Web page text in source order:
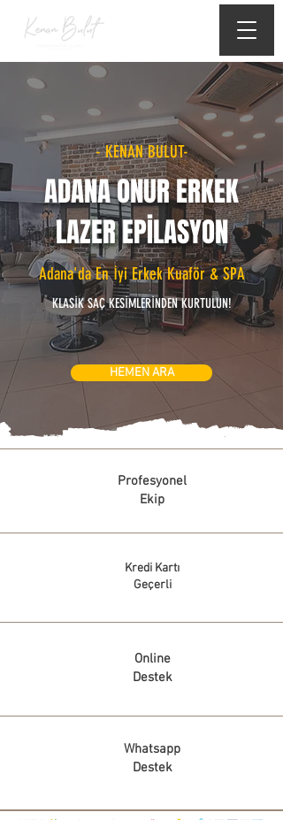
- KENAN BULUT-
ADANA ONUR ERKEK
LAZER EPİLASYON
Adana'da En İyi Erkek Kuaför & SPA
KLASİK SAÇ KESİMLERİNDEN KURTULUN!
HEMEN ARA
Profesyonel
Ekip
Kredi Kartı
Geçerli
Online
Destek
Whatsapp
Destek